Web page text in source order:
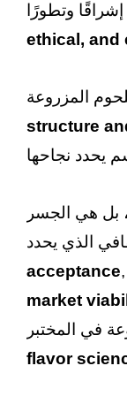
ethical, and
structure
بل هي الجسر
acceptance,
market
flavor